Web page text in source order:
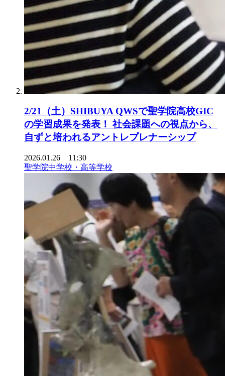
2/21（土）SHIBUYA QWSで聖学院高校GIC
の学習成果を発表！ 社会課題への視点から、
自ずと培われるアントレプレナーシップ
2026.01.26 11:30
聖学院中学校・高等学校